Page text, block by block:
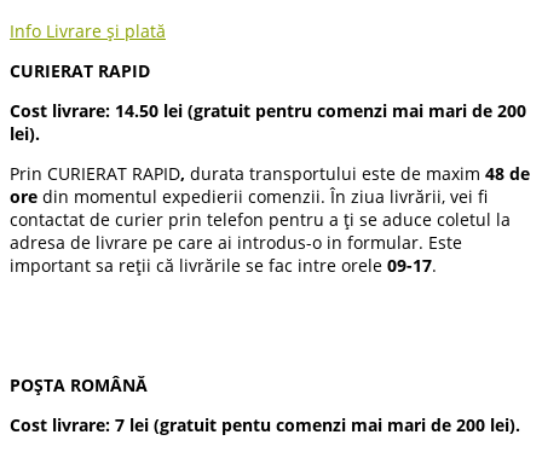
Info Livrare și plată
CURIERAT RAPID
Cost livrare: 14.50 lei (gratuit pentru comenzi mai mari de 200
lei).
Prin CURIERAT RAPID, durata transportului este de maxim 48 de
ore din momentul expedierii comenzii. În ziua livrării, vei fi
contactat de curier prin telefon pentru a ți se aduce coletul la
adresa de livrare pe care ai introdus-o in formular. Este
important sa reții că livrările se fac intre orele 09-17.
POȘTA ROMÂNĂ
Cost livrare: 7 lei (gratuit pentu comenzi mai mari de 200 lei).